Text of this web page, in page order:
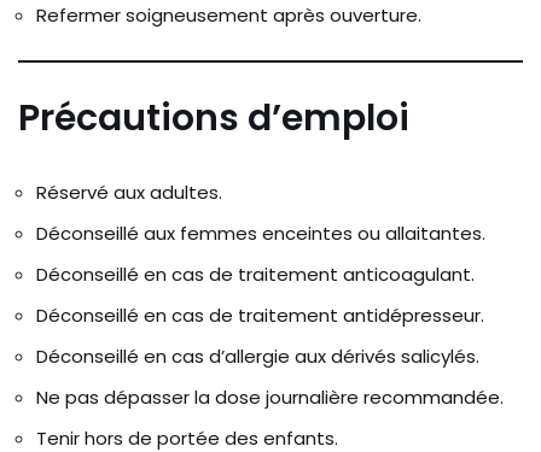
Refermer soigneusement après ouverture.
Précautions d’emploi
Réservé aux adultes.
Déconseillé aux femmes enceintes ou allaitantes.
Déconseillé en cas de traitement anticoagulant.
Déconseillé en cas de traitement antidépresseur.
Déconseillé en cas d’allergie aux dérivés salicylés.
Ne pas dépasser la dose journalière recommandée.
Tenir hors de portée des enfants.